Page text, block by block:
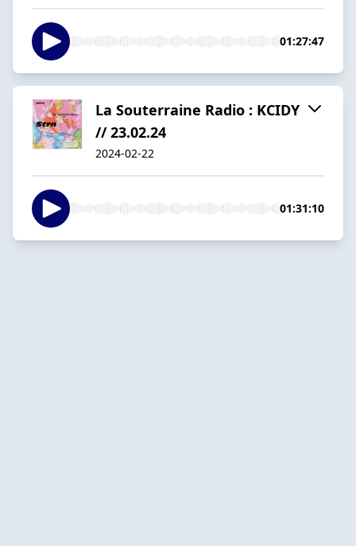
01:27:47
La Souterraine Radio : KCIDY
// 23.02.24
2024-02-22
01:31:10